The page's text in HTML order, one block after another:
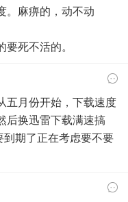
。麻痹的，动不动
死不活的。
五月份开始，下载速度
后换迅雷下载满速搞
到期了正在考虑要不要